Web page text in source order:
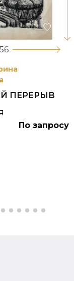
56
ПЕРЕРЫВ
По запросу